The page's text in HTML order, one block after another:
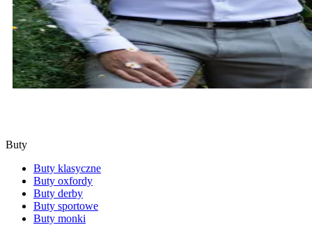
Buty
Buty klasyczne
Buty oxfordy
Buty derby
Buty sportowe
Buty monki